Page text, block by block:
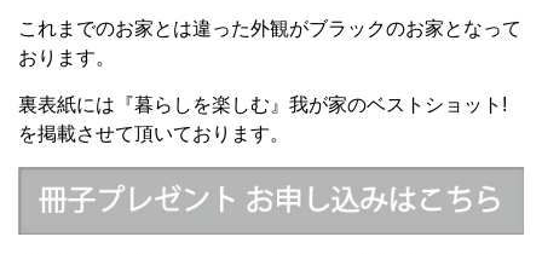
これまでのお家とは違った外観がブラックのお家となって
おります。
裏表紙には『暮らしを楽しむ』我が家のベストショット!
を掲載させて頂いております。